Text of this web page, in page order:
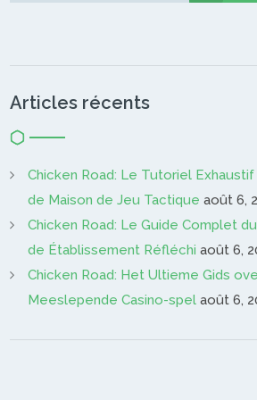
Articles récents
Chicken Road: Le Tutoriel Exhaustif
de Maison de Jeu Tactique août 6,
Chicken Road: Le Guide Complet
de Établissement Réfléchi août 6,
Chicken Road: Het Ultieme Gids
Meeslepende Casino-spel août 6,